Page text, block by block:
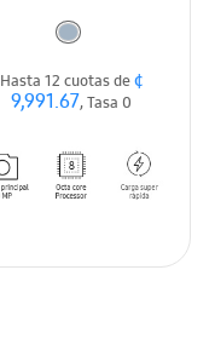
Hasta 12 cuotas de¢
9,991.67, Tasa 0